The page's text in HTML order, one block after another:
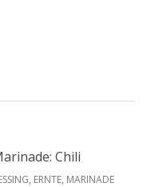
Chili
, ERNTE, MARINADE